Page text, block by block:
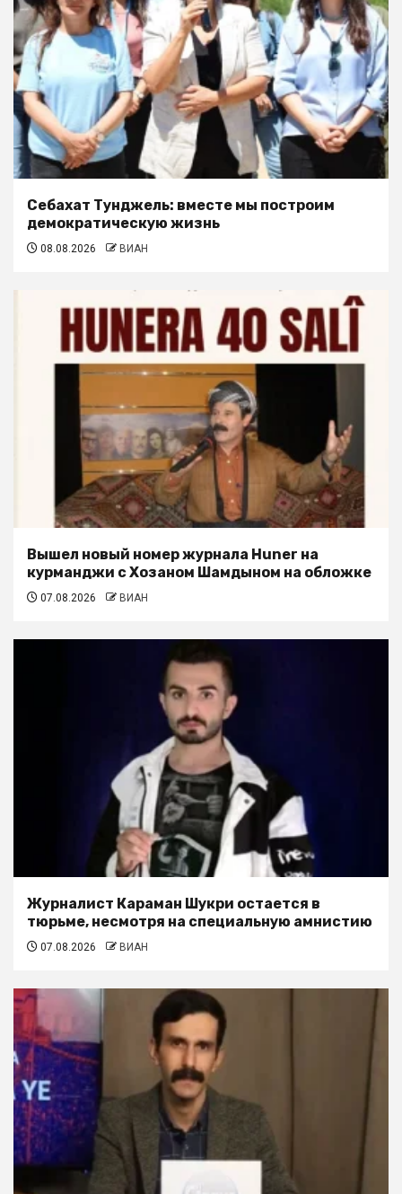
Себахат Тунджель: вместе мы построим
демократическую жизнь
08.08.2026 ВИАН
Вышел новый номер журнала Huner на
курманджи с Хозаном Шамдыном на обложке
07.08.2026 ВИАН
Журналист Караман Шукри остается в
тюрьме, несмотря на специальную амнистию
07.08.2026 ВИАН